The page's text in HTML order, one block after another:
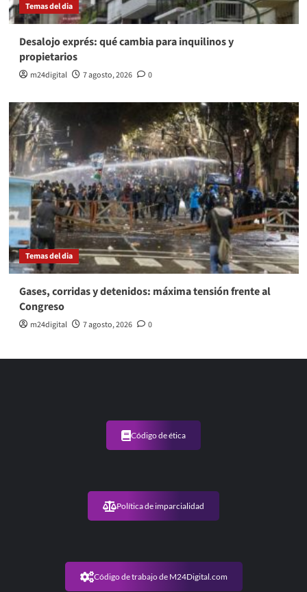
Temas del dia
Desalojo exprés: qué cambia para inquilinos y
propietarios
m24digital 7 agosto, 2026 0
Temas del dia
Gases, corridas y detenidos: máxima tensión frente al
Congreso
m24digital 7 agosto, 2026 0
Código de ética
Política de imparcialidad
Código de trabajo de M24Digital.com